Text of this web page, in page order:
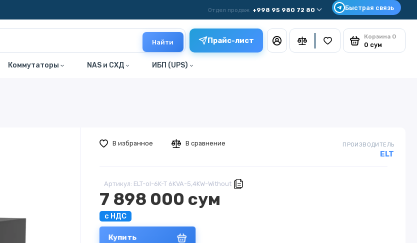
Отдел продаж +998 95 980 72 80
Найти Прайс-лист Корзина 0
0 сум
Коммутаторы NAS и СХД ИБП (UPS)
Артикул: ELT-ol-6K-T 6KVA-5,4KW-Without
ELT
ПРОИЗВОДИТЕЛЬ
7 898 000 сум
с НДС
Купить
В избранное В сравнение